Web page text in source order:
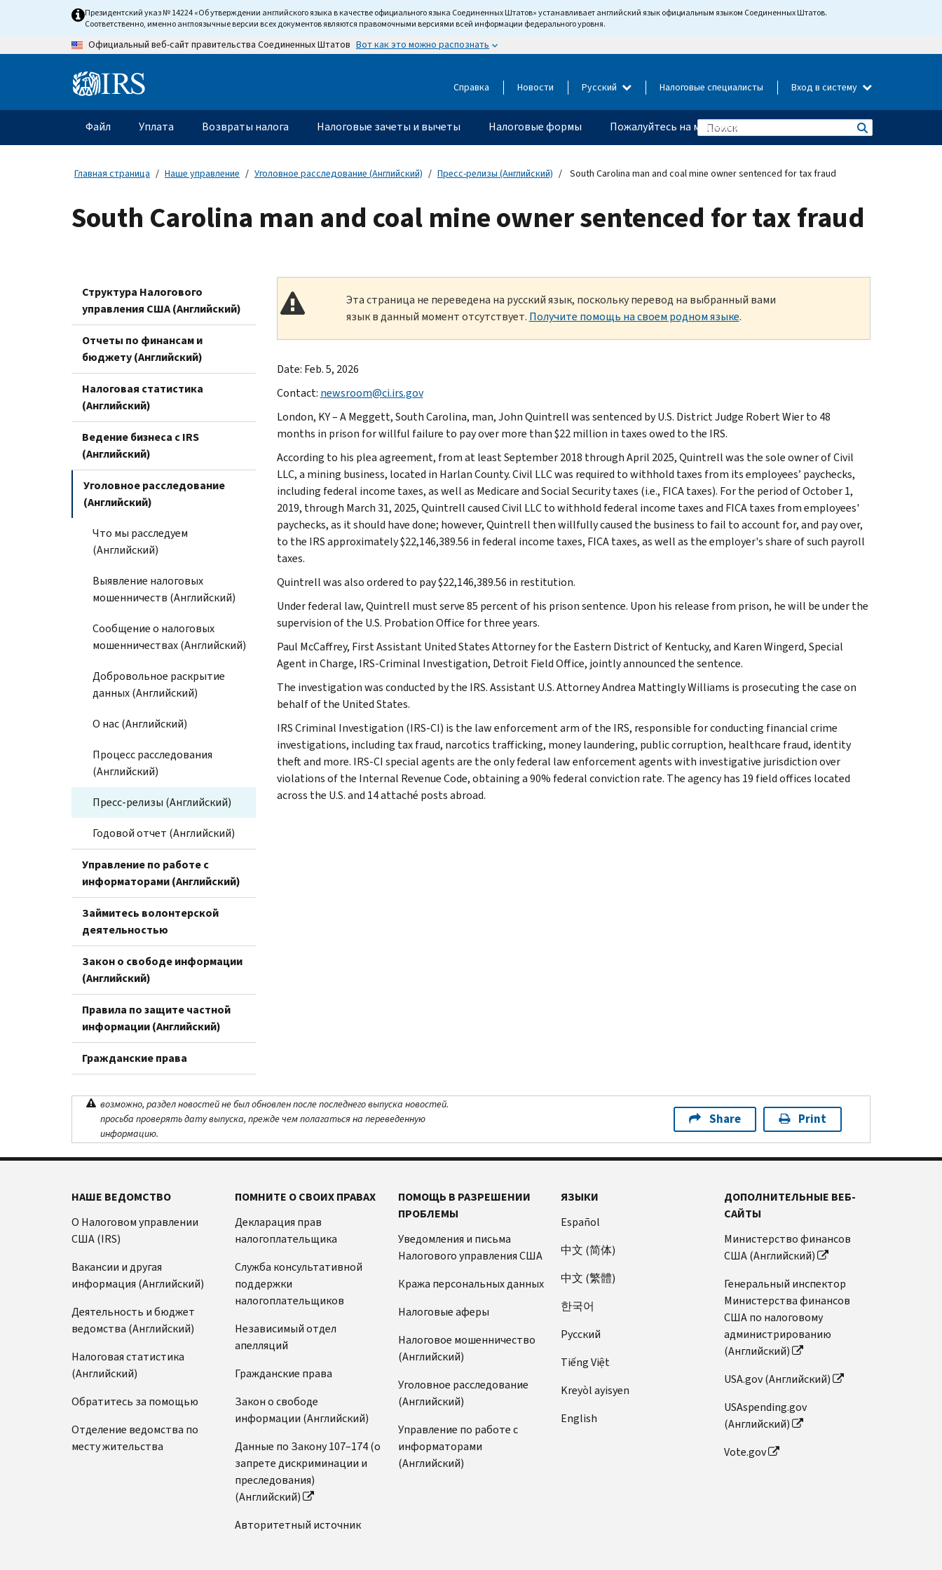
content
Президентский указ № 14224 «Об утверждении английского языка в качестве официального языка Соединенных Штатов» устанавливает английский язык официальным языком Соединенных Штатов.
Соответственно, именно англоязычные версии всех документов являются правомочными версиями всей информации федерального уровня.
Официальный веб-сайт правительства Соединенных Штатов Вот как это можно распознать
Information Справка Новости Русский Налоговые специалисты Вход в систему
Главное
меню
Файл Уплата Возвраты налога Налоговые зачеты и вычеты Налоговые формы Пожалуйтесь на мошенничество
Главная страница Наше управление Уголовное расследование (Английский) Пресс-релизы (Английский) South Carolina man and coal mine owner sentenced for tax fraud
South Carolina man and coal mine owner sentenced for tax fraud
Структура Налогового
управления США (Английский)
Отчеты по финансам и
бюджету (Английский)
Налоговая статистика
(Английский)
Ведение бизнеса с IRS
(Английский)
Уголовное расследование
(Английский)
Что мы расследуем
(Английский)
Выявление налоговых
мошенничеств (Английский)
Сообщение о налоговых
мошенничествах (Английский)
Добровольное раскрытие
данных (Английский)
О нас (Английский)
Процесс расследования
(Английский)
Пресс-релизы (Английский)
Годовой отчет (Английский)
Управление по работе с
информаторами (Английский)
Займитесь волонтерской
деятельностью
Закон о свободе информации
(Английский)
Правила по защите частной
информации (Английский)
Гражданские права
Эта страница не переведена на русский язык, поскольку перевод на выбранный вами
язык в данный момент отсутствует. Получите помощь на своем родном языке.
Date: Feb. 5, 2026
Contact: newsroom@ci.irs.gov
London, KY – A Meggett, South Carolina, man, John Quintrell was sentenced by U.S. District Judge Robert Wier to 48
months in prison for willful failure to pay over more than $22 million in taxes owed to the IRS.
According to his plea agreement, from at least September 2018 through April 2025, Quintrell was the sole owner of Civil
LLC, a mining business, located in Harlan County. Civil LLC was required to withhold taxes from its employees’ paychecks,
including federal income taxes, as well as Medicare and Social Security taxes (i.e., FICA taxes). For the period of October 1,
2019, through March 31, 2025, Quintrell caused Civil LLC to withhold federal income taxes and FICA taxes from employees'
paychecks, as it should have done; however, Quintrell then willfully caused the business to fail to account for, and pay over,
to the IRS approximately $22,146,389.56 in federal income taxes, FICA taxes, as well as the employer's share of such payroll
taxes.
Quintrell was also ordered to pay $22,146,389.56 in restitution.
Under federal law, Quintrell must serve 85 percent of his prison sentence. Upon his release from prison, he will be under the
supervision of the U.S. Probation Office for three years.
Paul McCaffrey, First Assistant United States Attorney for the Eastern District of Kentucky, and Karen Wingerd, Special
Agent in Charge, IRS-Criminal Investigation, Detroit Field Office, jointly announced the sentence.
The investigation was conducted by the IRS. Assistant U.S. Attorney Andrea Mattingly Williams is prosecuting the case on
behalf of the United States.
IRS Criminal Investigation (IRS-CI) is the law enforcement arm of the IRS, responsible for conducting financial crime
investigations, including tax fraud, narcotics trafficking, money laundering, public corruption, healthcare fraud, identity
theft and more. IRS-CI special agents are the only federal law enforcement agents with investigative jurisdiction over
violations of the Internal Revenue Code, obtaining a 90% federal conviction rate. The agency has 19 field offices located
across the U.S. and 14 attaché posts abroad.
возможно, раздел новостей не был обновлен после последнего выпуска новостей.
просьба проверять дату выпуска, прежде чем полагаться на переведенную
информацию.
Share Print
НАШЕ ВЕДОМСТВО
О Налоговом управлении
США (IRS)
Вакансии и другая
информация (Английский)
Деятельность и бюджет
ведомства (Английский)
Налоговая статистика
(Английский)
Обратитесь за помощью
Отделение ведомства по
месту жительства
ПОМНИТЕ О СВОИХ ПРАВАХ
Декларация прав
налогоплательщика
Служба консультативной
поддержки
налогоплательщиков
Независимый отдел
апелляций
Гражданские права
Закон о свободе
информации (Английский)
Данные по Закону 107–174 (о
запрете дискриминации и
преследования)
(Английский)
Авторитетный источник
ПОМОЩЬ В РАЗРЕШЕНИИ
ПРОБЛЕМЫ
Уведомления и письма
Налогового управления США
Кража персональных данных
Налоговые аферы
Налоговое мошенничество
(Английский)
Уголовное расследование
(Английский)
Управление по работе с
информаторами
(Английский)
ЯЗЫКИ
Español
中文 (简体)
中文 (繁體)
한국어
Pусский
Tiếng Việt
Kreyòl ayisyen
English
ДОПОЛНИТЕЛЬНЫЕ ВЕБ-
САЙТЫ
Министерство финансов
США (Английский)
Генеральный инспектор
Министерства финансов
США по налоговому
администрированию
(Английский)
USA.gov (Английский)
USAspending.gov
(Английский)
Vote.gov